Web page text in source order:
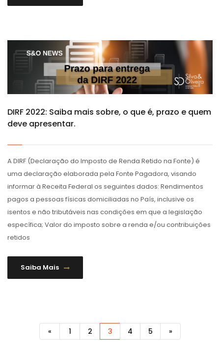
DIRF 2022: Saiba mais sobre, o que é, prazo e quem
deve apresentar.
A DIRF (Declaração do Imposto de Renda Retido na Fonte) é
uma declaração elaborada pela Fonte Pagadora, visando
informar à Receita Federal os seguintes dados: Rendimentos
pagos a pessoas físicas domiciliadas no País, inclusive os
isentos e não tributáveis nas condições em que a legislação
específica; Valor do imposto sobre a renda e/ou contribuições
retidos
Saiba Mais
« 1 2 3 4 5 »